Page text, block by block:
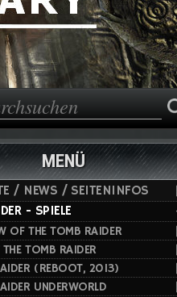
MENÜ
/ NEWS / SEITENINFOS
- SPIELE
OF THE TOMB RAIDER
TOMB RAIDER
(REBOOT, 2013)
UNDERWORLD